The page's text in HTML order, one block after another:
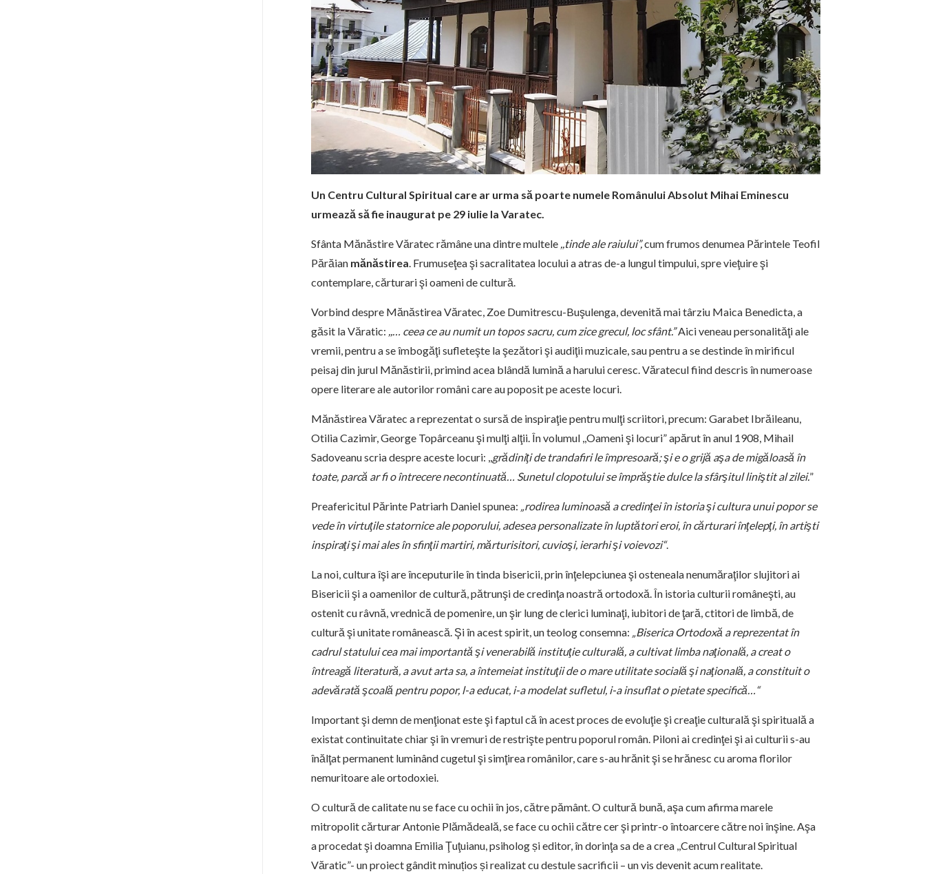
Un Centru Cultural Spiritual care ar urma să poarte numele Românului Absolut Mihai Eminescu
urmează să fie inaugurat pe 29 iulie la Varatec.
Sfânta Mănăstire Văratec rămâne una dintre multele ,,tinde ale raiului”,cum frumos denumea Părintele Teofil
Părăian mănăstirea. Frumuseţea şi sacralitatea locului a atras de-a lungul timpului, spre vieţuire şi
contemplare, cărturari şi oameni de cultură.
Vorbind despre Mănăstirea Văratec, Zoe Dumitrescu-Buşulenga, devenită mai târziu Maica Benedicta, a
găsit la Văratic: ,,… ceea ce au numit un topos sacru, cum zice grecul, loc sfânt.”Aici veneau personalităţi ale
vremii, pentru a se îmbogăţi sufleteşte la şezători şi audiţii muzicale, sau pentru a se destinde în mirificul
peisaj din jurul Mănăstirii, primind acea blândă lumină a harului ceresc. Văratecul fiind descris în numeroase
opere literare ale autorilor români care au poposit pe aceste locuri.
Mănăstirea Văratec a reprezentat o sursă de inspiraţie pentru mulţi scriitori, precum: Garabet Ibrăileanu,
Otilia Cazimir, George Topârceanu şi mulţi alţii. În volumul ,,Oameni şi locuri” apărut în anul 1908, Mihail
Sadoveanu scria despre aceste locuri: ,,grădiniţi de trandafiri le împresoară; şi e o grijă aşa de migăloasă în
toate, parcă ar fi o întrecere necontinuată… Sunetul clopotului se împrăştie dulce la sfârşitul liniştit al zilei.”
Preafericitul Părinte Patriarh Daniel spunea: „rodirea luminoasă a credinţei în istoria şi cultura unui popor se
vede în virtuţile statornice ale poporului, adesea personalizate în luptători eroi, în cărturari înţelepţi, în artişti
inspiraţi şi mai ales în sfinţii martiri, mărturisitori, cuvioşi, ierarhi şi voievozi“.
La noi, cultura îşi are începuturile în tinda bisericii, prin înţelepciunea şi osteneala nenumăraţilor slujitori ai
Bisericii şi a oamenilor de cultură, pătrunşi de credinţa noastră ortodoxă. În istoria culturii româneşti, au
ostenit cu râvnă, vrednică de pomenire, un şir lung de clerici luminaţi, iubitori de ţară, ctitori de limbă, de
cultură şi unitate românească. Şi în acest spirit, un teolog consemna: „Biserica Ortodoxă a reprezentat în
cadrul statului cea mai importantă şi venerabilă instituţie culturală, a cultivat limba naţională, a creat o
întreagă literatură, a avut arta sa, a întemeiat instituţii de o mare utilitate socială şi naţională, a constituit o
adevărată şcoală pentru popor, l-a educat, i-a modelat sufletul, i-a insuflat o pietate specifică…“
Important şi demn de menţionat este şi faptul că în acest proces de evoluţie şi creaţie culturală şi spirituală a
existat continuitate chiar şi în vremuri de restrişte pentru poporul român. Piloni ai credinţei şi ai culturii s-au
înălţat permanent luminând cugetul şi simţirea românilor, care s-au hrănit şi se hrănesc cu aroma florilor
nemuritoare ale ortodoxiei.
O cultură de calitate nu se face cu ochii în jos, către pământ. O cultură bună, aşa cum afirma marele
mitropolit cărturar Antonie Plămădeală, se face cu ochii către cer şi printr-o întoarcere către noi înşine. Aşa
a procedat şi doamna Emilia Ţuţuianu, psiholog și editor, în dorinţa sa de a crea ,,Centrul Cultural Spiritual
Văratic”- un proiect gândit minuțios și realizat cu destule sacrificii – un vis devenit acum realitate.